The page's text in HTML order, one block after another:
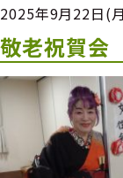
2025年9月22日(
敬老祝賀